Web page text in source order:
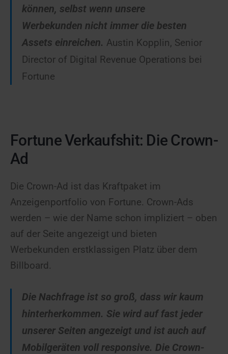
können, selbst wenn unsere
Werbekunden nicht immer die besten
Assets einreichen. Austin Kopplin, Senior
Director of Digital Revenue Operations bei
Fortune
Fortune Verkaufshit: Die Crown-
Ad
Die Crown-Ad ist das Kraftpaket im
Anzeigenportfolio von Fortune. Crown-Ads
werden – wie der Name schon impliziert – oben
auf der Seite angezeigt und bieten
Werbekunden erstklassigen Platz über dem
Billboard.
Die Nachfrage ist so groß, dass wir kaum
hinterherkommen. Sie wird auf fast jeder
unserer Seiten angezeigt und ist auch auf
Mobilgeräten voll responsive. Die Crown-